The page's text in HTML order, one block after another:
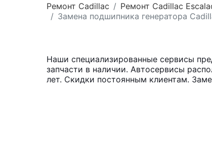
Ремонт Cadillac Ремонт Cadillac
Замена подшипника генератора
Наши специализированные сервисы
запчасти в наличии. Автосервисы
лет. Скидки постоянным клиентам.